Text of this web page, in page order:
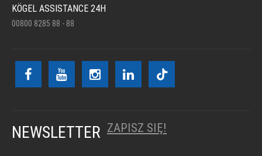
KÖGEL ASSISTANCE 24H
00800 8285 88 - 88
NEWSLETTER ZAPISZ SIĘ!